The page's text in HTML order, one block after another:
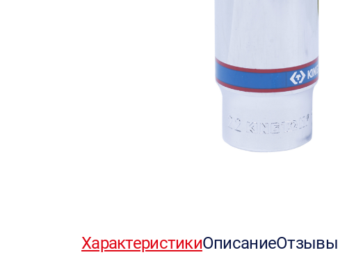
ХарактеристикиОписаниеОтзывы